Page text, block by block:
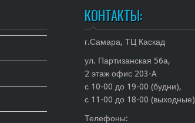
КОНТАКТЫ:
г.Самара, ТЦ Каскад
ул. Партизанская 56а,
2 этаж офис 203-A
с 10-00 до 19-00 (будни),
с 11-00 до 18-00 (выходные)
Телефоны: